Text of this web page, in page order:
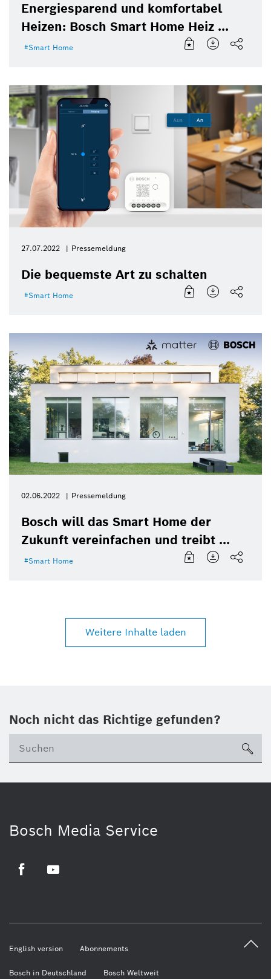
Energiesparend und komfortabel
Heizen: Bosch Smart Home Heiz ...
Smart Home
27.07.2022 Pressemeldung
Die bequemste Art zu schalten
Smart Home
02.06.2022 Pressemeldung
Bosch will das Smart Home der
Zukunft vereinfachen und treibt ...
Smart Home
Weitere Inhalte laden
Noch nicht das Richtige gefunden?
Bosch Media Service
English version Abonnements
Bosch in Deutschland Bosch Weltweit